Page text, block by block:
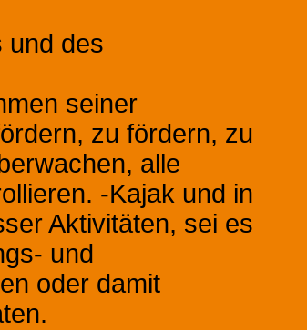
und des
seiner
zu fördern, zu
alle
-Kajak und in
Aktivitäten, sei es
und
oder damit